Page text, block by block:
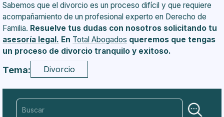
Sabemos que el divorcio es un proceso difícil y que requiere
acompañamiento de un profesional experto en Derecho de
Familia. Resuelve tus dudas con nosotros solicitando tu
asesoría legal. En Total Abogados queremos que tengas
un proceso de divorcio tranquilo y exitoso.
Tema: Divorcio